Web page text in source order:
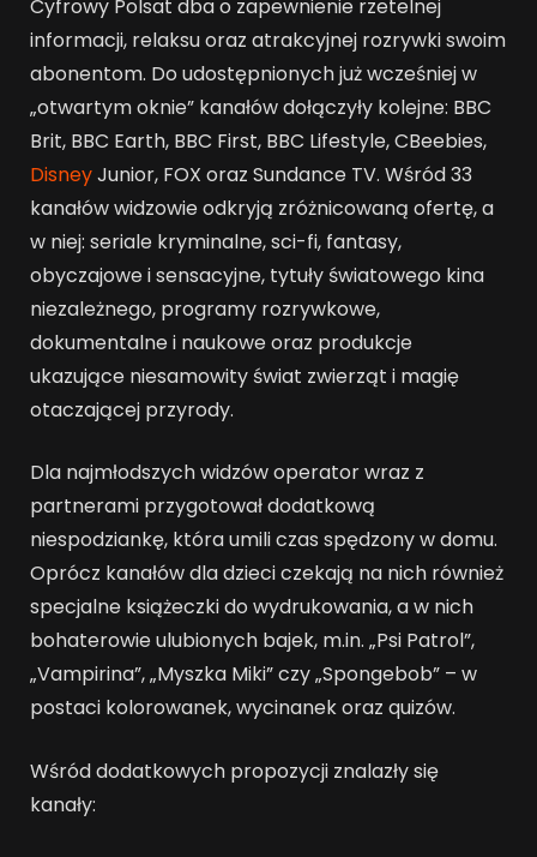
Cyfrowy Polsat dba o zapewnienie rzetelnej
informacji, relaksu oraz atrakcyjnej rozrywki swoim
abonentom. Do udostępnionych już wcześniej w
„otwartym oknie” kanałów dołączyły kolejne: BBC
Brit, BBC Earth, BBC First, BBC Lifestyle, CBeebies,
DisneyJunior, FOX oraz Sundance TV. Wśród 33
kanałów widzowie odkryją zróżnicowaną ofertę, a
w niej: seriale kryminalne, sci-fi, fantasy,
obyczajowe i sensacyjne, tytuły światowego kina
niezależnego, programy rozrywkowe,
dokumentalne i naukowe oraz produkcje
ukazujące niesamowity świat zwierząt i magię
otaczającej przyrody.
Dla najmłodszych widzów operator wraz z
partnerami przygotował dodatkową
niespodziankę, która umili czas spędzony w domu.
Oprócz kanałów dla dzieci czekają na nich również
specjalne książeczki do wydrukowania, a w nich
bohaterowie ulubionych bajek, m.in. „Psi Patrol”,
„Vampirina”, „Myszka Miki” czy „Spongebob” – w
postaci kolorowanek, wycinanek oraz quizów.
Wśród dodatkowych propozycji znalazły się
kanały: